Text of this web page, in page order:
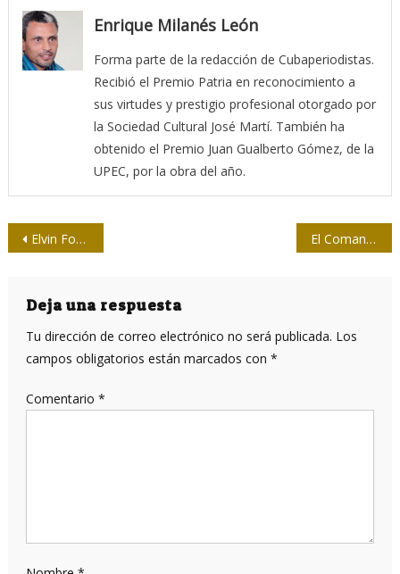
Enrique Milanés León
Forma parte de la redacción de Cubaperiodistas.
Recibió el Premio Patria en reconocimiento a
sus virtudes y prestigio profesional otorgado por
la Sociedad Cultural José Martí. También ha
obtenido el Premio Juan Gualberto Gómez, de la
UPEC, por la obra del año.
Navegación
entradas
Elvin Fontaine y una tarde sobre Fidel El Comandante Korda
Deja una respuesta
Tu dirección de correo electrónico no será publicada. Los
campos obligatorios están marcados con *
Comentario *